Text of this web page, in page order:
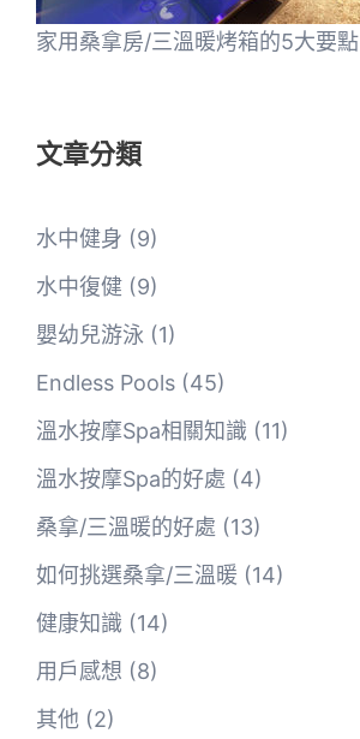
家用桑拿房/三溫暖烤箱的5大要點
文章分類
水中健身 (9)
水中復健 (9)
嬰幼兒游泳 (1)
Endless Pools (45)
溫水按摩Spa相關知識 (11)
溫水按摩Spa的好處 (4)
桑拿/三溫暖的好處 (13)
如何挑選桑拿/三溫暖 (14)
健康知識 (14)
用戶感想 (8)
其他 (2)